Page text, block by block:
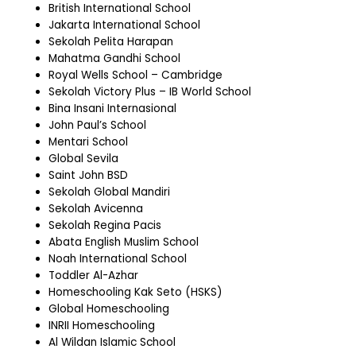
British International School
Jakarta International School
Sekolah Pelita Harapan
Mahatma Gandhi School
Royal Wells School – Cambridge
Sekolah Victory Plus – IB World School
Bina Insani Internasional
John Paul’s School
Mentari School
Global Sevila
Saint John BSD
Sekolah Global Mandiri
Sekolah Avicenna
Sekolah Regina Pacis
Abata English Muslim School
Noah International School
Toddler Al-Azhar
Homeschooling Kak Seto (HSKS)
Global Homeschooling
INRII Homeschooling
Al Wildan Islamic School